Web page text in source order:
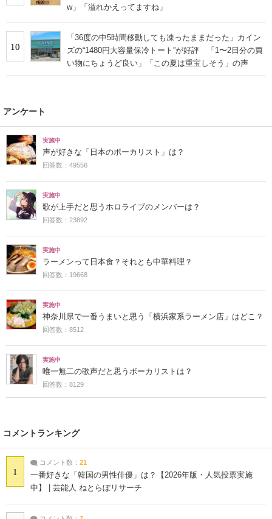
w」「溢れかえってますね」
10
「36度の中5時間移動しても凍ったままだった」カイン
ズの“1480円大容量保冷トート”が好評 「1〜2日分の買
い物にちょうど良い」「この夏は重宝しそう」の声
アンケート
実施中
声が好きな「日本のボーカリスト」は？
回答数：49556
実施中
歌が上手だと思うホロライブのメンバーは？
回答数：23892
実施中
ラーメンって日本食？それとも中華料理？
回答数：19668
実施中
神奈川県で一番うまいと思う「横浜家系ラーメン店」はどこ？
回答数：8512
実施中
唯一無二の歌声だと思うボーカリストは？
回答数：8129
コメントランキング
1
コメント数： 21
一番好きな「韓国の男性俳優」は？【2026年版・人気投票実施
中】 | 芸能人 ねとらぼリサーチ